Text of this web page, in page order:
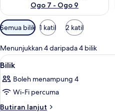
Ogo 7 - Ogo 9
Penapis
yang
tersedia
untuk
bilik
Semua bilik 1 katil 2 katil
Menunjukkan 4 daripada 4 bilik
Lihat
semua
foto
untuk
Bilik
10
Bilik
Boleh menampung 4
Wi-Fi percuma
Butiran lanjut
Butiran